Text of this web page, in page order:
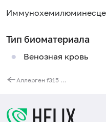
Тип биоматериала
Венозная кровь
Аллерген f315 - фасоль зеленая, IgG